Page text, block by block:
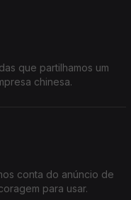
que partilhamos um
chinesa.
conta do anúncio de
para usar.